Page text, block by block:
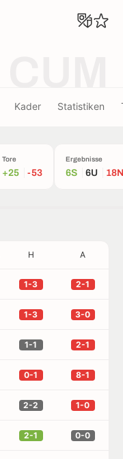
Kader Statistiken
Tore
+25 -53
Ergebnisse
6S 6U 18N
H A
1-3 2-1
1-3 3-0
1-1 2-1
0-1 8-1
2-2 1-0
2-1 0-0